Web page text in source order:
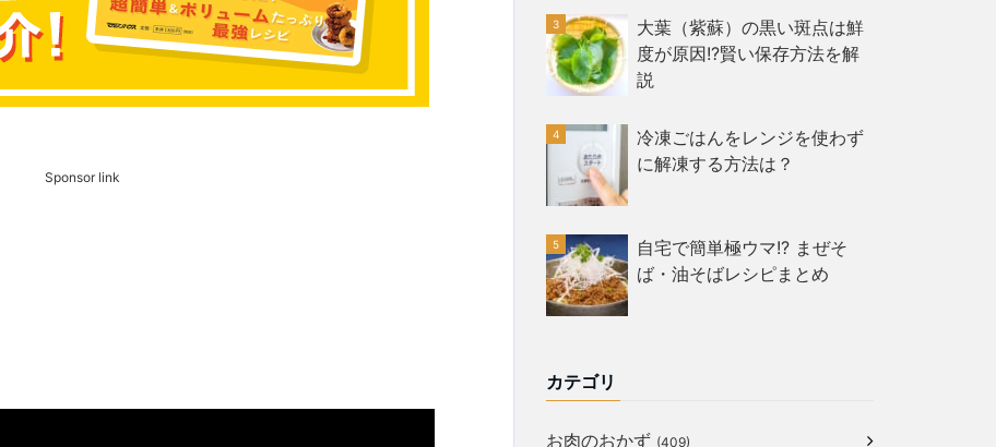
Sponsor link
大葉（紫蘇）の黒い斑点は鮮
度が原因!?賢い保存方法を解
説
冷凍ごはんをレンジを使わず
に解凍する方法は？
自宅で簡単極ウマ!? まぜそ
ば・油そばレシピまとめ
カテゴリ
お肉のおかず (409)